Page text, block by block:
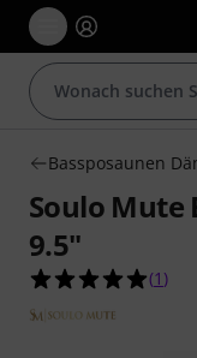
Bassposaunen
Soulo Mute
9.5"
5.0
(1 )